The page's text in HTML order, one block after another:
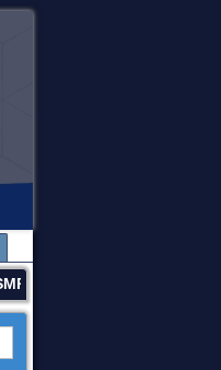
3 KAWAY XVI. Terima